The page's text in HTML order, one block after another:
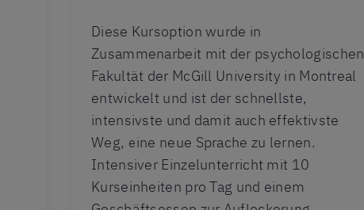
Diese Kursoption wurde in
Zusammenarbeit mit der psychologischen
Fakultät der McGill University in Montreal
entwickelt und ist der schnellste,
intensivste und damit auch effektivste
Weg, eine neue Sprache zu lernen.
Intensiver Einzelunterricht mit 10
Kurseinheiten pro Tag und einem